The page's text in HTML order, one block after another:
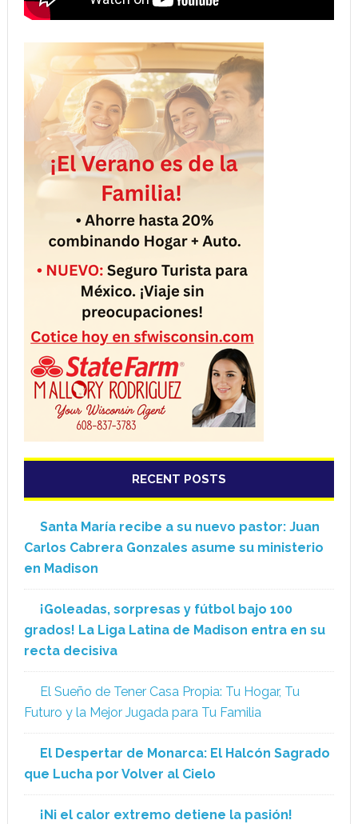
RECENT POSTS
Santa María recibe a su nuevo pastor: Juan
Carlos Cabrera Gonzales asume su ministerio
en Madison
¡Goleadas, sorpresas y fútbol bajo 100
grados! La Liga Latina de Madison entra en su
recta decisiva
El Sueño de Tener Casa Propia: Tu Hogar, Tu
Futuro y la Mejor Jugada para Tu Familia
El Despertar de Monarca: El Halcón Sagrado
que Lucha por Volver al Cielo
¡Ni el calor extremo detiene la pasión!